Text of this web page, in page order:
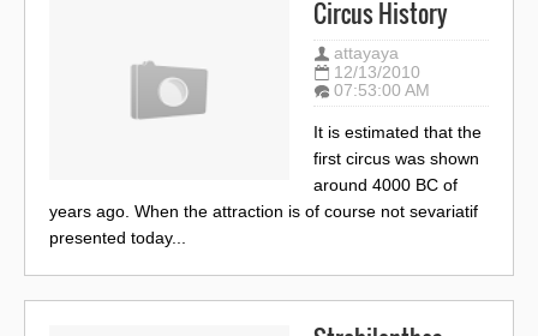
Circus History
attayaya
12/13/2010
07:53:00 AM
It is estimated that the
first circus was shown
around 4000 BC of
years ago. When the attraction is of course not sevariatif
presented today...